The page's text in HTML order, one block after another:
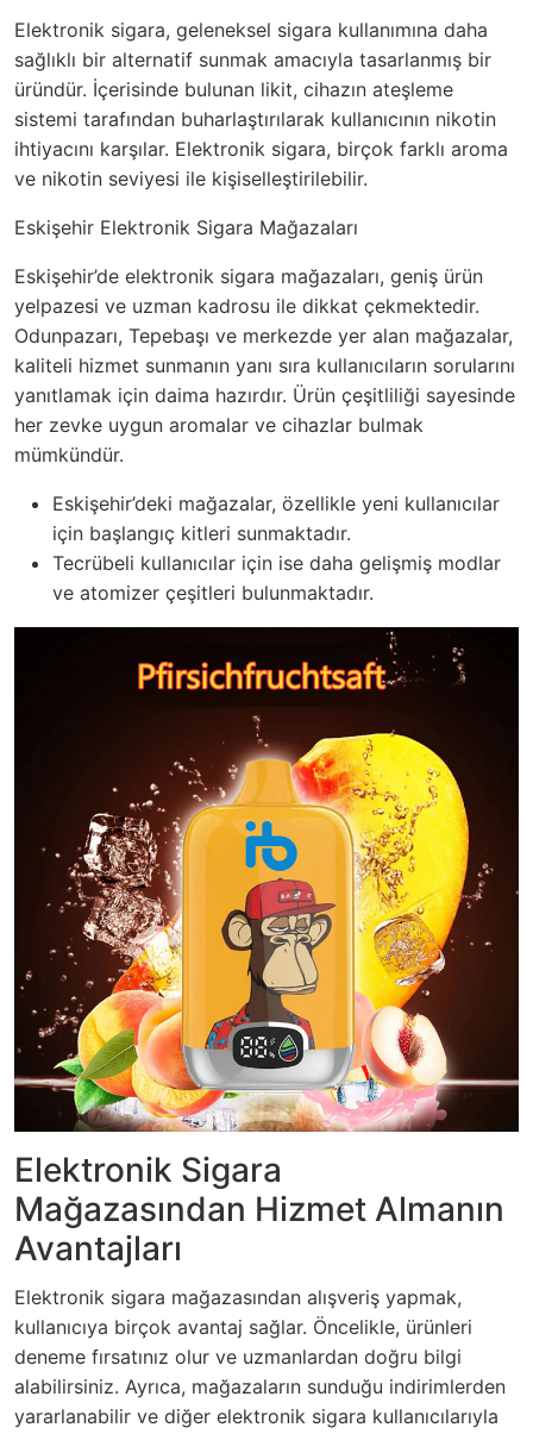
Elektronik sigara, geleneksel sigara kullanımına daha
sağlıklı bir alternatif sunmak amacıyla tasarlanmış bir
üründür. İçerisinde bulunan likit, cihazın ateşleme
sistemi tarafından buharlaştırılarak kullanıcının nikotin
ihtiyacını karşılar. Elektronik sigara, birçok farklı aroma
ve nikotin seviyesi ile kişiselleştirilebilir.
Eskişehir Elektronik Sigara Mağazaları
Eskişehir’de elektronik sigara mağazaları, geniş ürün
yelpazesi ve uzman kadrosu ile dikkat çekmektedir.
Odunpazarı, Tepebaşı ve merkezde yer alan mağazalar,
kaliteli hizmet sunmanın yanı sıra kullanıcıların sorularını
yanıtlamak için daima hazırdır. Ürün çeşitliliği sayesinde
her zevke uygun aromalar ve cihazlar bulmak
mümkündür.
Eskişehir’deki mağazalar, özellikle yeni kullanıcılar
için başlangıç kitleri sunmaktadır.
Tecrübeli kullanıcılar için ise daha gelişmiş modlar
ve atomizer çeşitleri bulunmaktadır.
Elektronik Sigara
Mağazasından Hizmet Almanın
Avantajları
Elektronik sigara mağazasından alışveriş yapmak,
kullanıcıya birçok avantaj sağlar. Öncelikle, ürünleri
deneme fırsatınız olur ve uzmanlardan doğru bilgi
alabilirsiniz. Ayrıca, mağazaların sunduğu indirimlerden
yararlanabilir ve diğer elektronik sigara kullanıcılarıyla